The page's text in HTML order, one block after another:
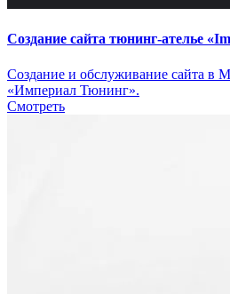
Создание сайта тюнинг-ателье
Создание и обслуживание сайта в
«Империал Тюнинг».
Смотреть